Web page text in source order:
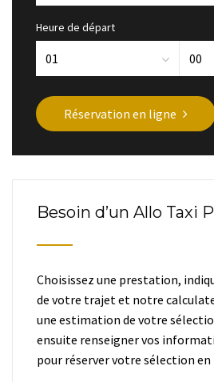
Heure de départ
Réservation en ligne
Besoin d’un Allo Taxi
Choisissez une prestation,
de votre trajet et notre
une estimation de votre
ensuite renseigner vos
pour réserver votre sélection en